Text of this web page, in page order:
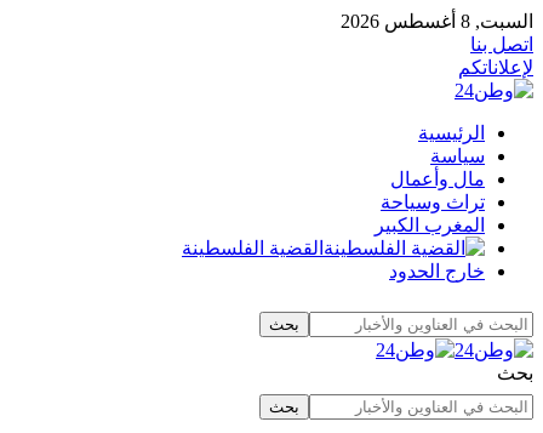
السبت, 8 أغسطس 2026
اتصل بنا
لإعلاناتكم
الرئيسية
سياسة
مال وأعمال
تراث وسياحة
المغرب الكبير
القضية الفلسطينة
خارج الحدود
بحث